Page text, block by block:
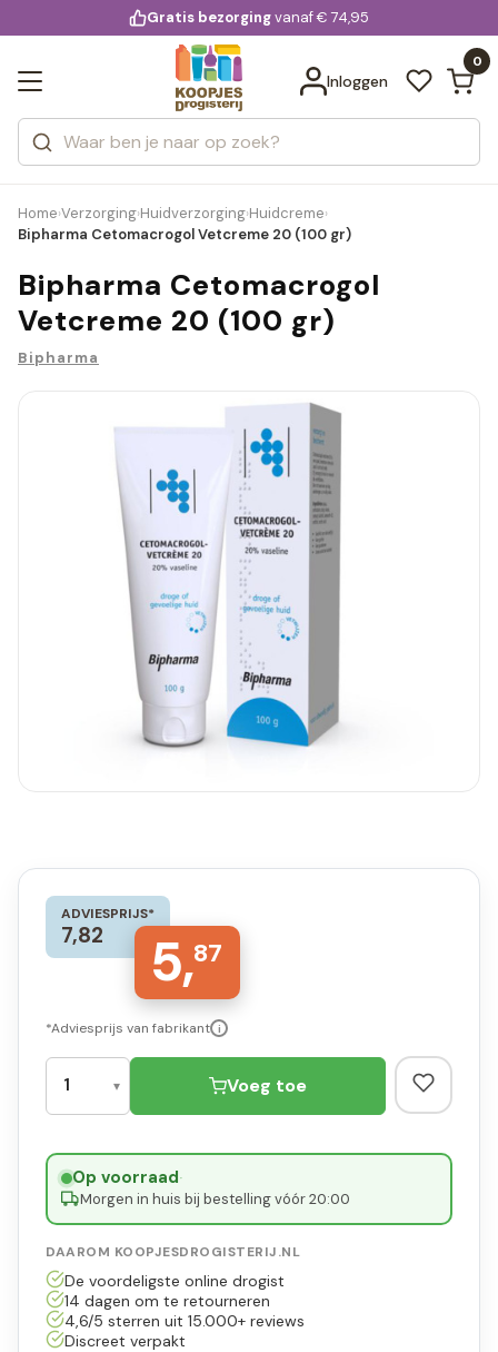
voor 20:00 uur besteld
Gratis bezorgingvanaf € 74,95
Inloggen
0
Zoeken
Categorieën
Merken
Bekijk alle resultaten
Home›Verzorging›Huidverzorging›Huidcreme›
Bipharma Cetomacrogol Vetcreme 20 (100 gr)
Bipharma Cetomacrogol
Vetcreme 20 (100 gr)
Bipharma
ADVIESPRIJS*
7,82 5,87
*Adviesprijs van fabrikant i
Voeg toe
Op voorraad·
Morgen in huis bij bestelling vóór 20:00
DAAROM KOOPJESDROGISTERIJ.NL
De voordeligste online drogist
14 dagen om te retourneren
4,6/5 sterren uit 15.000+ reviews
Discreet verpakt